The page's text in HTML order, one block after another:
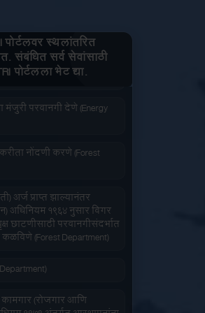
सेवा आपल्या दारात
सोपी शुल्कभरणा
वेळेची बचत
स्थलांतरित
सर्व सेवांसाठी
पोर्टलला भेट द्या.
(Energy Department)
करणे. (Energy Department)
परवानगी देणे (Energy
नोंदणी करणे (Forest
अर्ज प्राप्त झाल्यानंतर
अधिनियम १९६४ नुसार बिगर
छाटणीसाठी परवानगीसंदर्भात
कळविणे (Forest Department)
(रोजगार आणि
१९७९ अंतर्गत आस्थापनांना